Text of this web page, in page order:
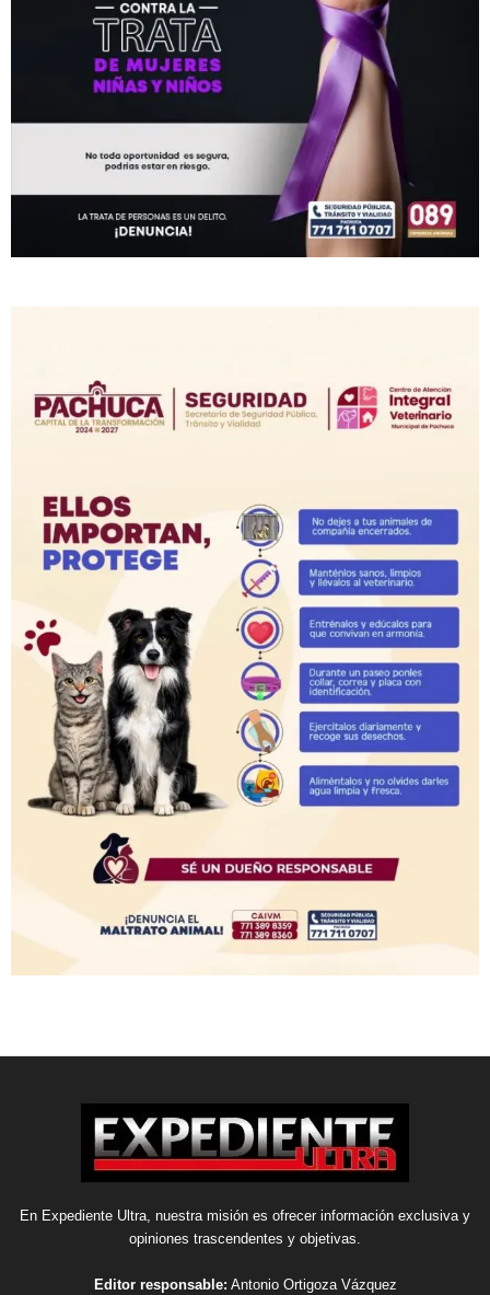
En Expediente Ultra, nuestra misión es ofrecer información exclusiva y
opiniones trascendentes y objetivas.
Editor responsable: Antonio Ortigoza Vázquez